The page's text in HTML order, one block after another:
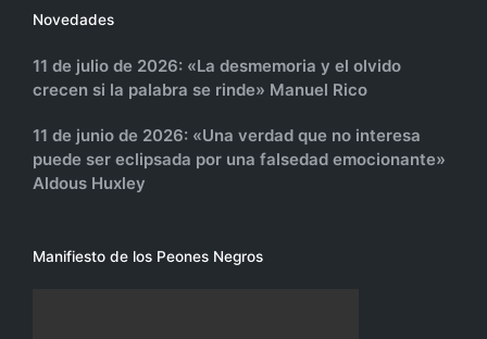
Novedades
11 de julio de 2026: «La desmemoria y el olvido
crecen si la palabra se rinde» Manuel Rico
11 de junio de 2026: «Una verdad que no interesa
puede ser eclipsada por una falsedad emocionante»
Aldous Huxley
Manifiesto de los Peones Negros